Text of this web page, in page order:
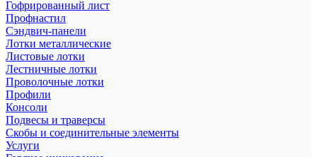
Гофрированный лист
Профнастил
Сэндвич-панели
Лотки металлические
Листовые лотки
Лестничные лотки
Проволочные лотки
Профили
Консоли
Подвесы и траверсы
Скобы и соединительные элементы
Услуги